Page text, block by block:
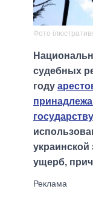
Фото
судебных
году
государству
украинской
ущерб,